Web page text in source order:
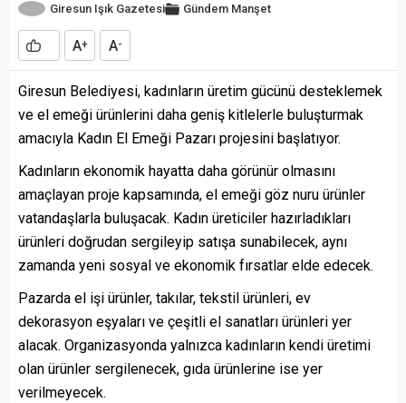
Giresun Işık Gazetesi Gündem Manşet
A+ A-
Giresun Belediyesi, kadınların üretim gücünü desteklemek
ve el emeği ürünlerini daha geniş kitlelerle buluşturmak
amacıyla Kadın El Emeği Pazarı projesini başlatıyor.
Kadınların ekonomik hayatta daha görünür olmasını
amaçlayan proje kapsamında, el emeği göz nuru ürünler
vatandaşlarla buluşacak. Kadın üreticiler hazırladıkları
ürünleri doğrudan sergileyip satışa sunabilecek, aynı
zamanda yeni sosyal ve ekonomik fırsatlar elde edecek.
Pazarda el işi ürünler, takılar, tekstil ürünleri, ev
dekorasyon eşyaları ve çeşitli el sanatları ürünleri yer
alacak. Organizasyonda yalnızca kadınların kendi üretimi
olan ürünler sergilenecek, gıda ürünlerine ise yer
verilmeyecek.